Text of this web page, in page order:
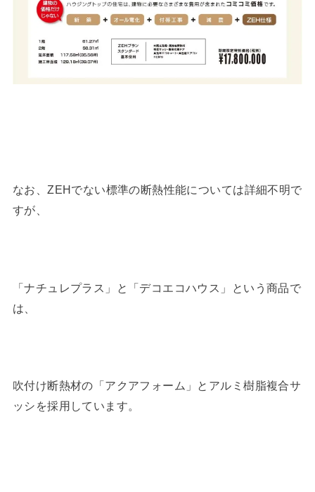
なお、ZEHでない標準の断熱性能については詳細不明で
すが、
「ナチュレプラス」と「デコエコハウス」という商品で
は、
吹付け断熱材の「アクアフォーム」とアルミ樹脂複合サ
ッシを採用しています。